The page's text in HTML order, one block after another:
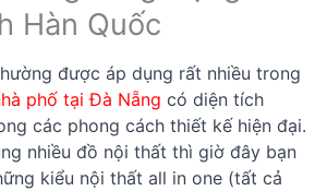
Hàn Quốc
được áp dụng rất nhiều trong
phố tại Đà Nẵng có diện tích
các phong cách thiết kế hiện đại.
nhiều đồ nội thất thì giờ đây bạn
kiểu nội thất all in one (tất cả